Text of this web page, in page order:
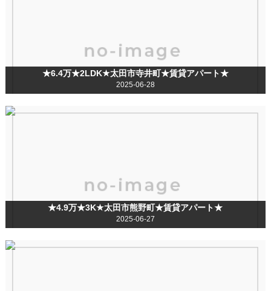
★6.4万★2LDK★太田市寺井町★賃貸アパート★
2025-06-28
★4.9万★3K★太田市熊野町★賃貸アパート★
2025-06-27